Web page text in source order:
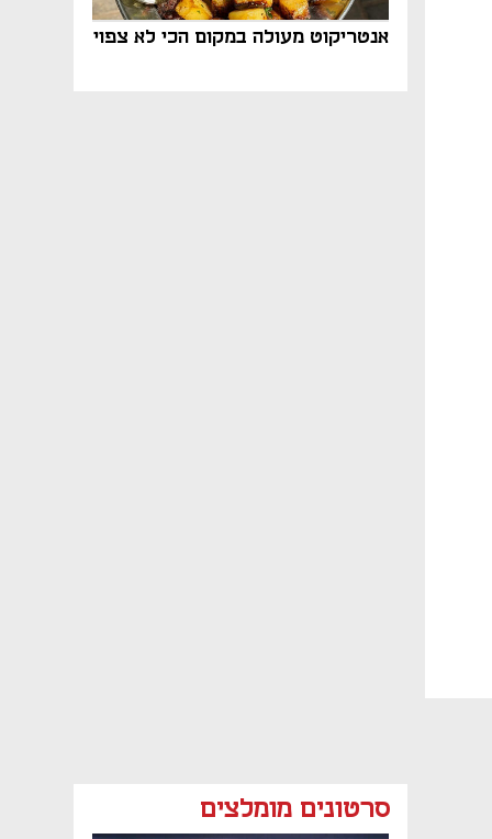
אנטריקוט מעולה במקום הכי לא צפוי
סרטונים מומלצים